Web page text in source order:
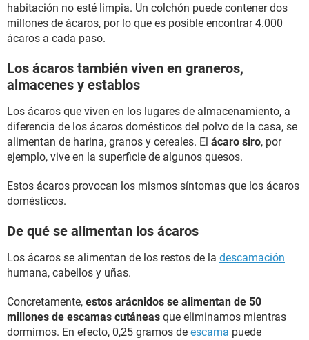
habitación no esté limpia. Un colchón puede contener dos
millones de ácaros, por lo que es posible encontrar 4.000
ácaros a cada paso.
Los ácaros también viven en graneros,
almacenes y establos
Los ácaros que viven en los lugares de almacenamiento, a
diferencia de los ácaros domésticos del polvo de la casa, se
alimentan de harina, granos y cereales. El ácaro siro, por
ejemplo, vive en la superficie de algunos quesos.
Estos ácaros provocan los mismos síntomas que los ácaros
domésticos.
De qué se alimentan los ácaros
Los ácaros se alimentan de los restos de la descamación
humana, cabellos y uñas.
Concretamente, estos arácnidos se alimentan de 50
millones de escamas cutáneas que eliminamos mientras
dormimos. En efecto, 0,25 gramos de escama puede